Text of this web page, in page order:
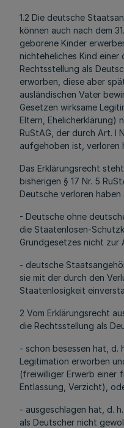
1.2 Die deutsche
können auch nach dem
geborene Kinder
nichteheliches Kind
Rechtsstellung als
erworben, diese aber
ausländischen Vater
Gesetzen wirksame
Eltern, Ehelicherklärung)
RuStAG, der durch Art. l
aufgehoben ist, verloren
Das Erklärungsrecht
bisherigen § 17 Nr. 5
Deutsche verloren haben
- Deutsche ohne
die Staatenlosen-
Grundgesetzes nicht zur
- deutsche
sie mit der durch den
Staatenlosigkeit
2 Vom Erklärungsrecht
die Rechtsstellung als
- schon besessen hat, d.
Legitimation erworben
(freiwilliger Erwerb einer
Entlassung, Verzicht),
- ausgeschlagen hat, d.
als Deutscher nicht